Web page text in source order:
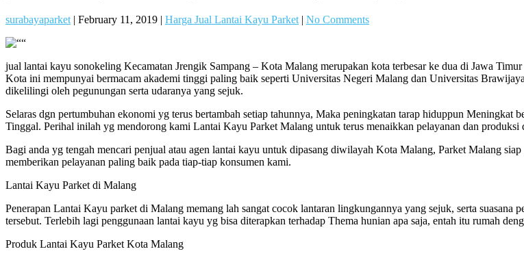
surabayaparket | February 11, 2019 | Harga Jual Lantai Kayu Parket | No Comments
jual lantai kayu sonokeling Kecamatan Jrengik Sampang – Kota Malang merupakan kota terbesar ke dua di Jawa
Kota ini mempunyai bermacam akademi tinggi paling baik seperti Universitas Negeri Malang dan Universitas
dikelilingi oleh pegunungan serta udaranya yang sejuk.
Selaras dgn pertumbuhan ekonomi yg terus bertambah setiap tahunnya, Maka peningkatan tarap hiduppun Meningkat
Tinggal. Perihal inilah yg mendorong kami Lantai Kayu Parket Malang untuk terus menaikkan pelayanan dan
Bagi anda yg tengah mencari penjual atau agen lantai kayu untuk dipasang diwilayah Kota Malang, Parket Malang
memberikan pelayanan paling baik pada tiap-tiap konsumen kami.
Lantai Kayu Parket di Malang
Penerapan Lantai Kayu parket di Malang memang lah sangat cocok lantaran lingkungannya yang sejuk, serta suasana
tersebut. Terlebih lagi penggunaan lantai kayu yg bisa diterapkan terhadap Thema hunian apa saja, entah itu rumah
Produk Lantai Kayu Parket Kota Malang